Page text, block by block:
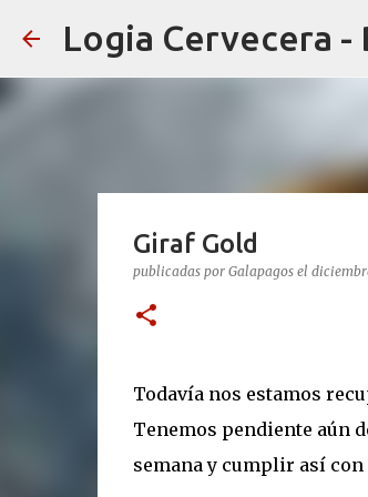
Logia Cervecera -
Giraf Gold
publicadas por Galapagos el
Todavía nos estamos
Tenemos pendiente aún
semana y cumplir así